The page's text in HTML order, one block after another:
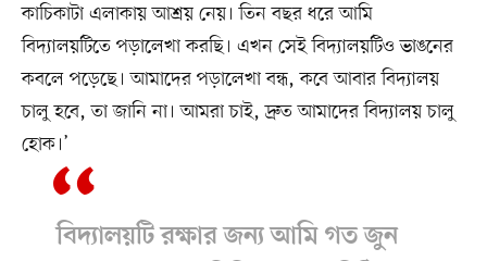
কাচিকাটা এলাকায় আশ্রয় নেয়। তিন বছর ধরে আমি
বিদ্যালয়টিতে পড়ালেখা করছি। এখন সেই বিদ্যালয়টিও ভাঙনের
কবলে পড়েছে। আমাদের পড়ালেখা বন্ধ, কবে আবার বিদ্যালয়
চালু হবে, তা জানি না। আমরা চাই, দ্রুত আমাদের বিদ্যালয় চালু
হোক।’
বিদ্যালয়টি রক্ষার জন্য আমি গত জুন